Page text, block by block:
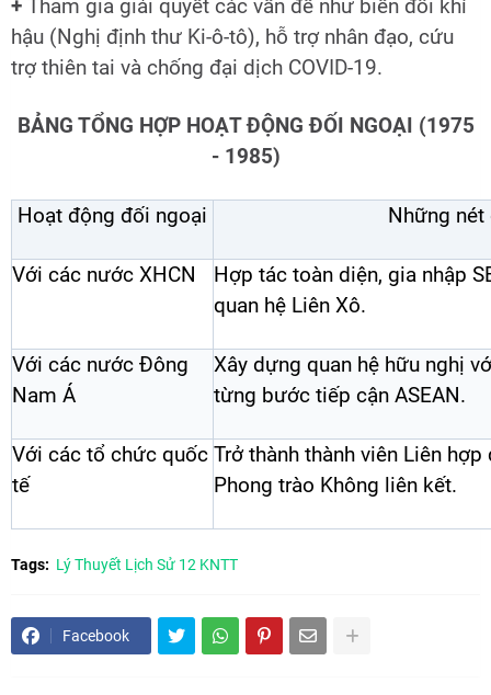
+ Tham gia giải quyết các vấn đề như biến đổi khí
hậu (Nghị định thư Ki-ô-tô), hỗ trợ nhân đạo, cứu
trợ thiên tai và chống đại dịch COVID-19.
BẢNG TỔNG HỢP HOẠT ĐỘNG ĐỐI NGOẠI (1975
- 1985)
Hoạt động đối ngoại Những nét
Với các nước XHCN
Hợp tác toàn diện, gia nhập
quan hệ Liên Xô.
Với các nước Đông
Nam Á
Xây dựng quan hệ hữu nghị
từng bước tiếp cận ASEAN.
Với các tổ chức quốc
tế
Trở thành thành viên Liên
Phong trào Không liên kết.
Tags: Lý Thuyết Lịch Sử 12 KNTT
Facebook